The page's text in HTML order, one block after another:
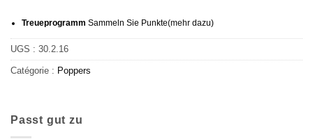
Treueprogramm Sammeln Sie Punkte(mehrdazu)
UGS : 30.2.16
Catégorie : Poppers
Passt gut zu